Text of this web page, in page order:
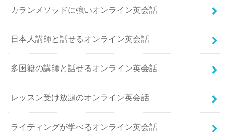
カランメソッドに強いオンライン英会話
日本人講師と話せるオンライン英会話
多国籍の講師と話せるオンライン英会話
レッスン受け放題のオンライン英会話
ライティングが学べるオンライン英会話